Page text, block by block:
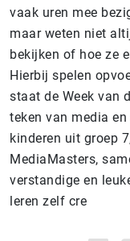
vaak uren mee
maar weten niet
bekijken of hoe ze
Hierbij spelen
staat de Week van
teken van media
kinderen uit groep
MediaMasters,
verstandige en
leren zelf cre